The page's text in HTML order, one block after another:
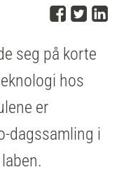
DelDel
seg på korte
hos
er
dagssamling i